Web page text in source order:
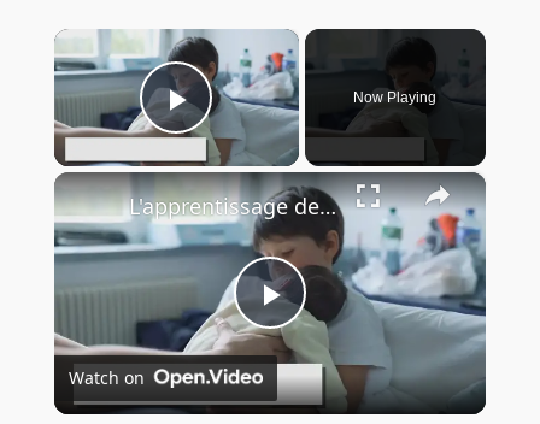
×
Play Video
Now Playing
×
Play
Video
L'apprentissage de la propreté : Guide pour parents patients
Watch on